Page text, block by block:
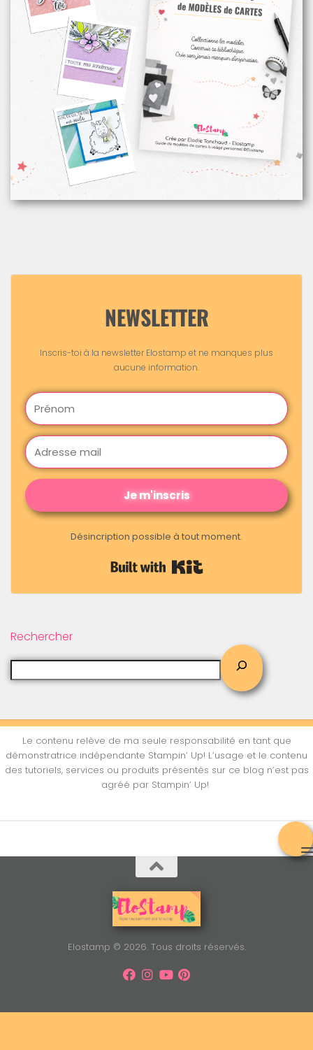
NEWSLETTER
Inscris-toi à la newsletter Elostamp et ne manques plus
aucune information.
Je m'inscris
Désincription possible à tout moment.
Rechercher
Le contenu relève de ma seule responsabilité en tant que
démonstratrice indépendante Stampin’ Up! L’usage et le contenu
des tutoriels, services ou produits présentés sur ce blog n’est pas
agréé par Stampin’ Up!
Elostamp © 2026. Tous droits réservés.